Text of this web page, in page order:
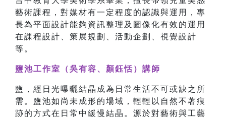
藝術課程，對媒材有一定程度的認識與運用，專
長為平面設計能夠資訊整理及圖像化有效的運用
在課程設計、策展規劃、活動企劃、視覺設計
等。
鹽池工作室（吳有容、顏鈺恬）講師
鹽，經⽇光曝曬結晶成為⽇常生活不可或缺之所
需。鹽池如尚未成形的場域，輕輕以⾃然不著痕
跡的⽅式在日常中緩慢結晶。源於對藝術與工藝